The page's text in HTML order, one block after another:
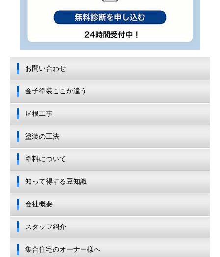
お問い合わせ
金子塗装ここが違う
屋根工事
塗装の工法
塗料について
知って得する豆知識
会社概要
スタッフ紹介
集合住宅のオーナー様へ